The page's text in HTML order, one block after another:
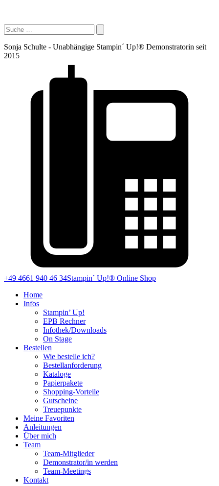
Sonja Schulte - Unabhängige Stampin´ Up!® Demonstratorin seit
2015
+49 4661 940 46 34Stampin´ Up!® Online Shop
Home
Infos
Stampin’ Up!
EPB Rechner
Infothek/Downloads
On Stage
Bestellen
Wie bestelle ich?
Bestellanforderung
Kataloge
Papierpakete
Shopping-Vorteile
Gutscheine
Treuepunkte
Meine Favoriten
Anleitungen
Über mich
Team
Team-Mitglieder
Demonstrator/in werden
Team-Meetings
Kontakt